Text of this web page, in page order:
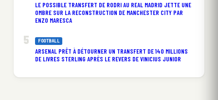
LE POSSIBLE TRANSFERT DE RODRI AU REAL MADRID JETTE UNE
OMBRE SUR LA RECONSTRUCTION DE MANCHESTER CITY PAR
ENZO MARESCA
FOOTBALL
ARSENAL PRÊT À DÉTOURNER UN TRANSFERT DE 140 MILLIONS
DE LIVRES STERLING APRÈS LE REVERS DE VINICIUS JUNIOR